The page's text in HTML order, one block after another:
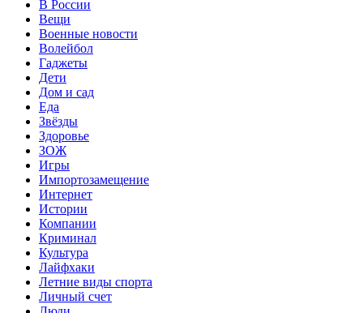
В России
Вещи
Военные новости
Волейбол
Гаджеты
Дети
Дом и сад
Еда
Звёзды
Здоровье
ЗОЖ
Игры
Импортозамещение
Интернет
Истории
Компании
Криминал
Культура
Лайфхаки
Летние виды спорта
Личный счет